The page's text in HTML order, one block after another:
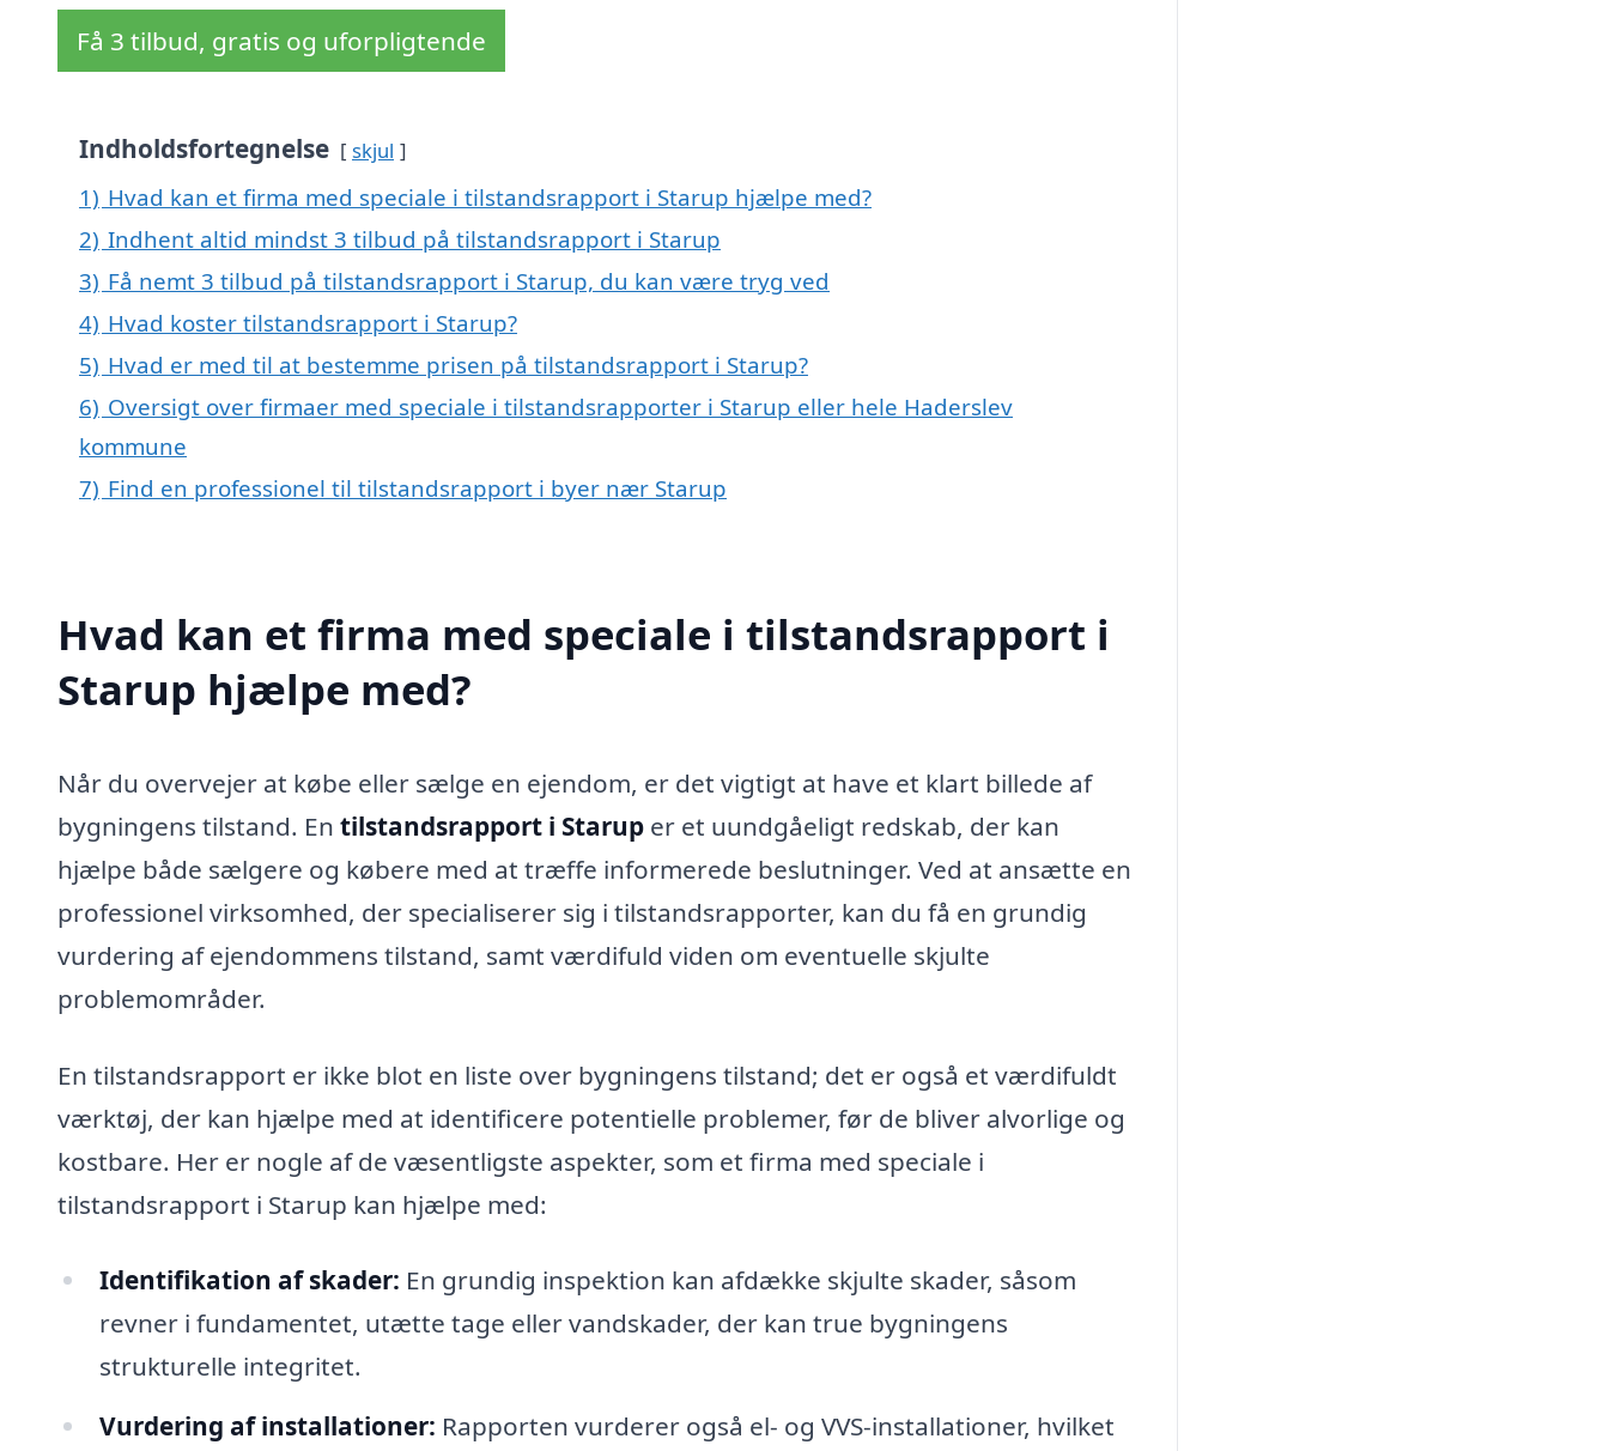
Få 3 tilbud, gratis og uforpligtende
Indholdsfortegnelse skjul
1) Hvad kan et firma med speciale i tilstandsrapport i Starup hjælpe med?
2) Indhent altid mindst 3 tilbud på tilstandsrapport i Starup
3) Få nemt 3 tilbud på tilstandsrapport i Starup, du kan være tryg ved
4) Hvad koster tilstandsrapport i Starup?
5) Hvad er med til at bestemme prisen på tilstandsrapport i Starup?
6) Oversigt over firmaer med speciale i tilstandsrapporter i Starup eller hele Haderslev
kommune
7) Find en professionel til tilstandsrapport i byer nær Starup
Hvad kan et firma med speciale i tilstandsrapport i
Starup hjælpe med?
Når du overvejer at købe eller sælge en ejendom, er det vigtigt at have et klart billede af
bygningens tilstand. En tilstandsrapport i Starup er et uundgåeligt redskab, der kan
hjælpe både sælgere og købere med at træffe informerede beslutninger. Ved at ansætte en
professionel virksomhed, der specialiserer sig i tilstandsrapporter, kan du få en grundig
vurdering af ejendommens tilstand, samt værdifuld viden om eventuelle skjulte
problemområder.
En tilstandsrapport er ikke blot en liste over bygningens tilstand; det er også et værdifuldt
værktøj, der kan hjælpe med at identificere potentielle problemer, før de bliver alvorlige og
kostbare. Her er nogle af de væsentligste aspekter, som et firma med speciale i
tilstandsrapport i Starup kan hjælpe med:
Identifikation af skader: En grundig inspektion kan afdække skjulte skader, såsom
revner i fundamentet, utætte tage eller vandskader, der kan true bygningens
strukturelle integritet.
Vurdering af installationer: Rapporten vurderer også el- og VVS-installationer, hvilket